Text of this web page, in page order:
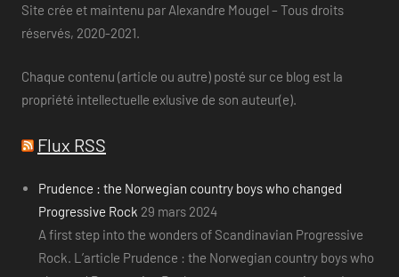
Site crée et maintenu par Alexandre Mougel – Tous droits
réservés, 2020-2021.
Chaque contenu (article ou autre) posté sur ce blog est la
propriété intellectuelle exlusive de son auteur(e).
Flux RSS
Prudence : the Norwegian country boys who changed
Progressive Rock 29 mars 2024
A first step into the wonders of Scandinavian Progressive
Rock. L’article Prudence : the Norwegian country boys who